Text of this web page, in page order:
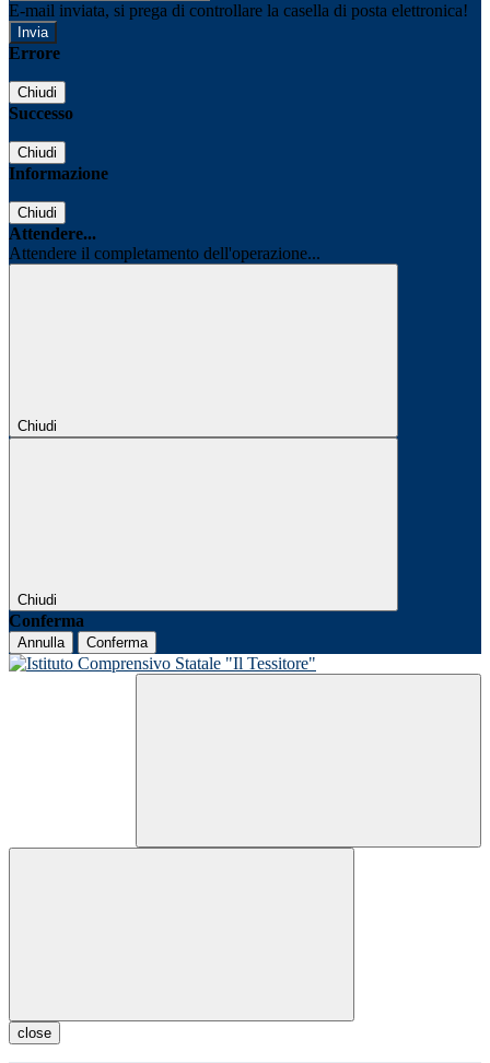
E-mail inviata, si prega di controllare la casella di posta elettronica!
Errore
Chiudi
Successo
Chiudi
Informazione
Chiudi
Attendere...
Attendere il completamento dell'operazione...
Chiudi
Chiudi
Conferma
Annulla Conferma
close